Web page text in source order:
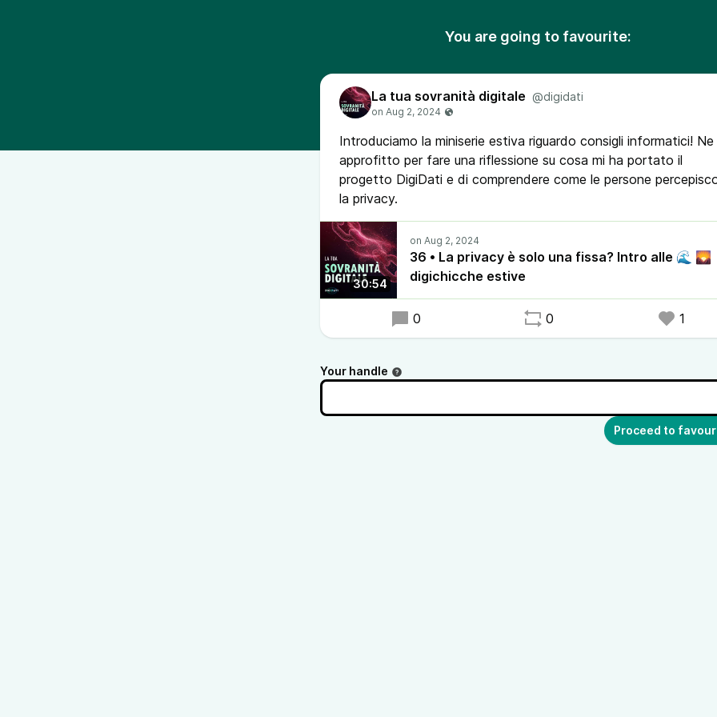
You are going to favourite:
La tua sovranità digitale @digidati
Introduciamo la miniserie estiva riguardo consigli informatici! Ne
approfitto per fare una riflessione su cosa mi ha portato il
progetto DigiDati e di comprendere come le persone
la privacy.
30:54
36 • La privacy è solo una fissa? Intro alle 🌊 🌄
digichicche estive
0 0 1
Your handle
Proceed to